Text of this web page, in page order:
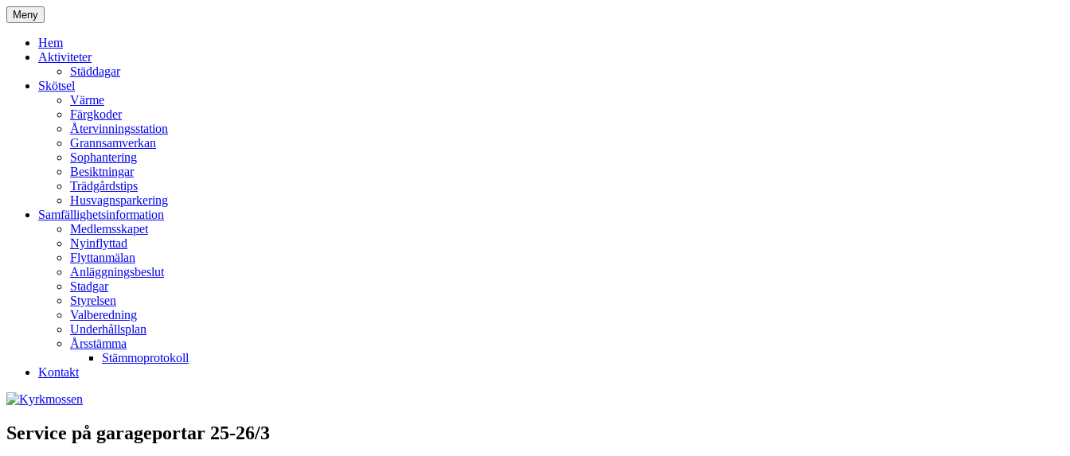
Hoppa
till
innehåll
Kyrkmossen
Meny
Hem
Aktiviteter
Städdagar
Skötsel
Värme
Färgkoder
Återvinningsstation
Grannsamverkan
Sophantering
Besiktningar
Trädgårdstips
Husvagnsparkering
Samfällighetsinformation
Medlemsskapet
Nyinflyttad
Flyttanmälan
Anläggningsbeslut
Stadgar
Styrelsen
Valberedning
Underhållsplan
Årsstämma
Stämmoprotokoll
Kontakt
Service på garageportar 25-26/3